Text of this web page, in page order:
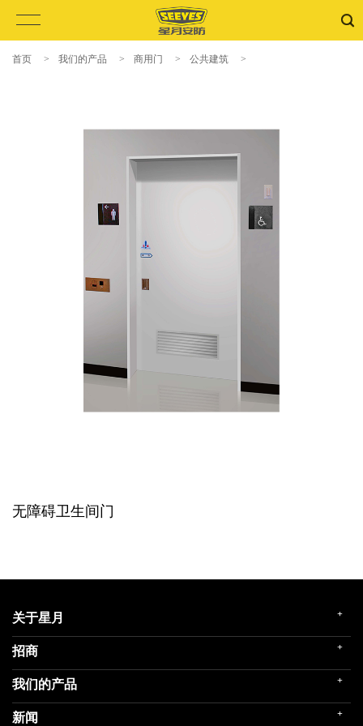
首页 > 我们的产品 > 商用门 > 公共建筑 >
无障碍卫生间门
关于星月 +
企业简介
企业文化
荣誉殿堂
招商 +
门店展示
我们的产品 +
民用家装（零售）
新闻 +